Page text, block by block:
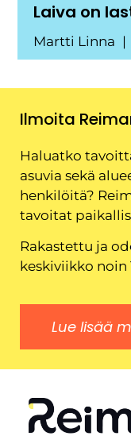
Laiva on
Martti Linna
Ilmoita
Haluatko
asuvia sekä
henkilöitä?
tavoitat
Rakastettu ja
keskiviikko noin
Lue lisää